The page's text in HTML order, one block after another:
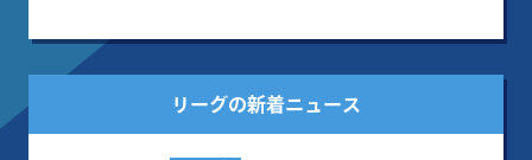
リーグの新着ニュース